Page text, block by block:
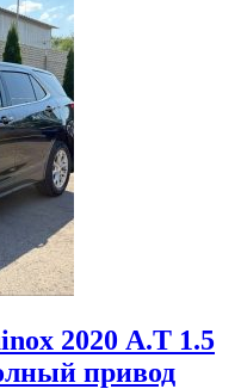
2020 А.Т 1.5
привод